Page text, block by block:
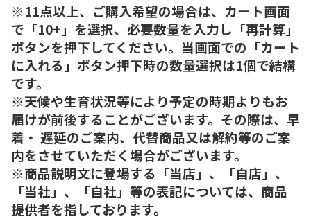
※11点以上、ご購入希望の場合は、カート画面
で「10+」を選択、必要数量を入力し「再計算」
ボタンを押下してください。当画面での「カート
に入れる」ボタン押下時の数量選択は1個で結構
です。
※天候や生育状況等により予定の時期よりもお
届けが前後することがございます。その際は、早
着・ 遅延のご案内、代替商品又は解約等のご案
内をさせていただく場合がございます。
※商品説明文に登場する「当店」、「自店」、
「当社」、「自社」等の表記については、商品
提供者を指しております。